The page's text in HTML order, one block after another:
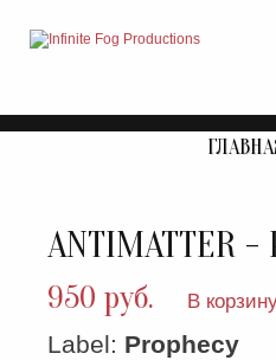
ANTIMATTER -
950 руб. В
Label: Prophecy